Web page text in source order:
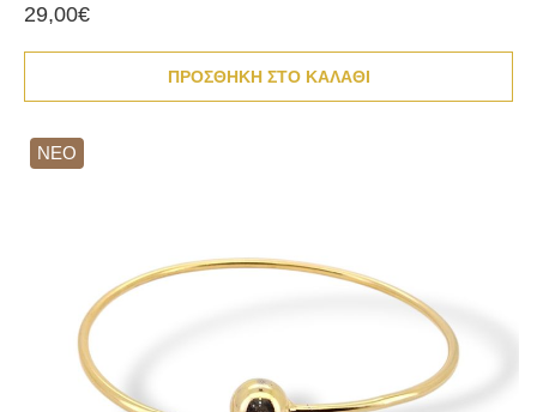
29,00€
ΠΡΟΣΘΗΚΗ ΣΤΟ ΚΑΛΑΘΙ
ΝΕΟ